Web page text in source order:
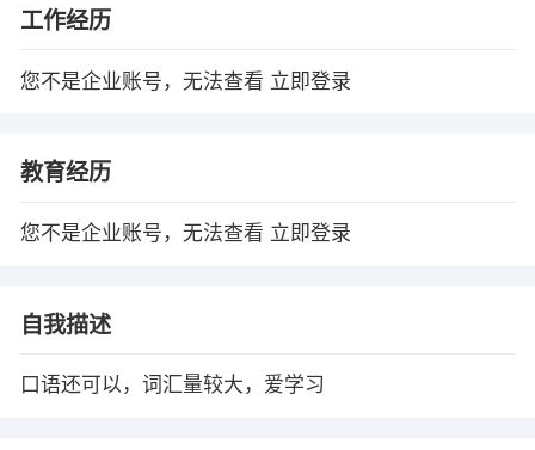
工作经历
您不是企业账号，无法查看 立即登录
教育经历
您不是企业账号，无法查看 立即登录
自我描述
口语还可以，词汇量较大，爱学习